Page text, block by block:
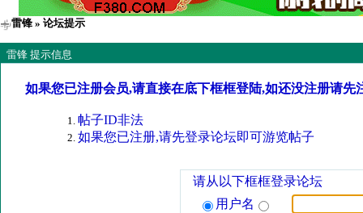
雷锋 » 论坛提示
雷锋 提示信息
如果您已注册会员,请直接在底下框框登陆,如还没注册请先
帖子ID非法
如果您已注册,请先登录论坛即可游览帖子
请从以下框框登录论坛
用户名